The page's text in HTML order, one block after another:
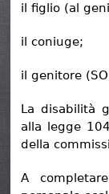
il figlio (al
il coniuge;
il genitore
La disabilità
alla legge
della
A